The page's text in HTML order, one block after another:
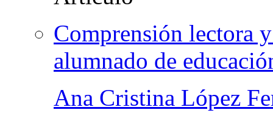
Comprensión lectora
alumnado de
Ana Cristina López